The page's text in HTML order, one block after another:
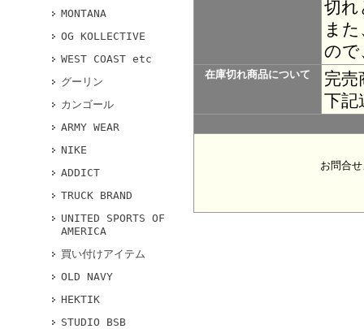
MONTANA
OG KOLLECTIVE
WEST COAST etc
グーリン
カンゴール
ARMY WEAR
NIKE
ADDICT
TRUCK BRAND
UNITED SPORTS OF
AMERICA
買い付けアイテム
OLD NAVY
HEKTIK
STUDIO BSB
切れ
ま
ので
在庫切れ商品について
完
下記
お問合